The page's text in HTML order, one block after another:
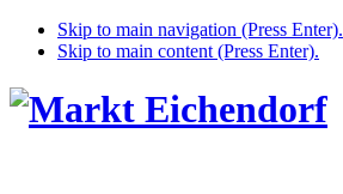
Skip to main navigation (Press Enter).
Skip to main content (Press Enter).